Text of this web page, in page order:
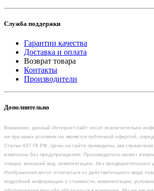
Служба поддержки
Гарантии качества
Доставка и оплата
Возврат товара
Контакты
Производители
Дополнительно
Внимание, данный Интернет-сайт носит исключительно
ни при каких условиях не является публичной офертой,
Статьи 437 ГК РФ. Цены на сайте приведены, как
изменены без предупреждения. Производитель может
товара, внешний вид, комплектацию, без предварительного
Изображения могут отличаться от действительного вида
подробной информации о стоимости, комплектации,